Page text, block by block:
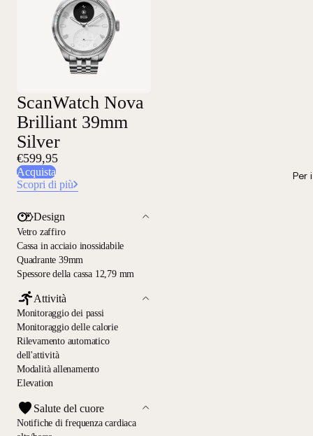
Per
ScanWatch Nova
Brilliant 39mm
Silver
€599,95
Acquista
Scopri di più
Design
Vetro zaffiro
Cassa in acciaio inossidabile
Quadrante 39mm
Spessore della cassa 12,79 mm
Attività
Monitoraggio dei passi
Monitoraggio delle calorie
Rilevamento automatico
dell'attività
Modalità allenamento
Elevation
Salute del cuore
Notifiche di frequenza cardiaca